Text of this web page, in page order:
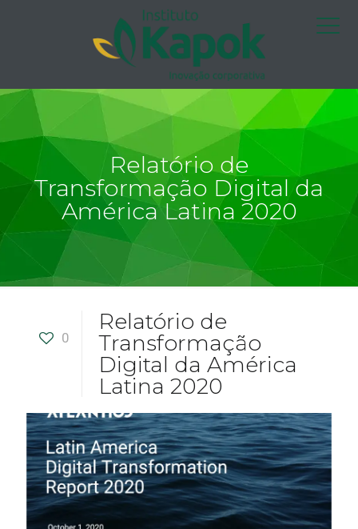
Relatório de
Transformação Digital da
América Latina 2020
0
Relatório de
Transformação
Digital da América
Latina 2020